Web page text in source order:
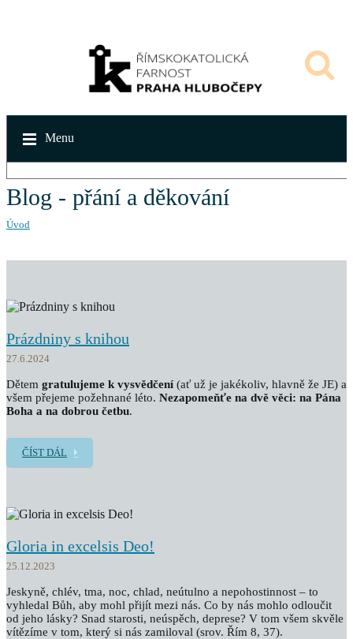
Menu
Blog - přání a děkování
Úvod
Prázdniny s knihou
27.6.2024
Dětem gratulujeme k vysvědčení(ať už je jakékoliv, hlavně že JE) a
všem přejeme požehnané léto. Nezapomeňťe na dvě věci: na Pána
Boha a na dobrou četbu.
ČÍST DÁL
Gloria in excelsis Deo!
25.12.2023
Jeskyně, chlév, tma, noc, chlad, neútulno a nepohostinnost – to
vyhledal Bůh, aby mohl přijít mezi nás. Co by nás mohlo odloučit
od jeho lásky? Snad starosti, neúspěch, deprese? V tom všem skvěle
vítězíme v tom, který si nás zamiloval (srov. Řím 8, 37).